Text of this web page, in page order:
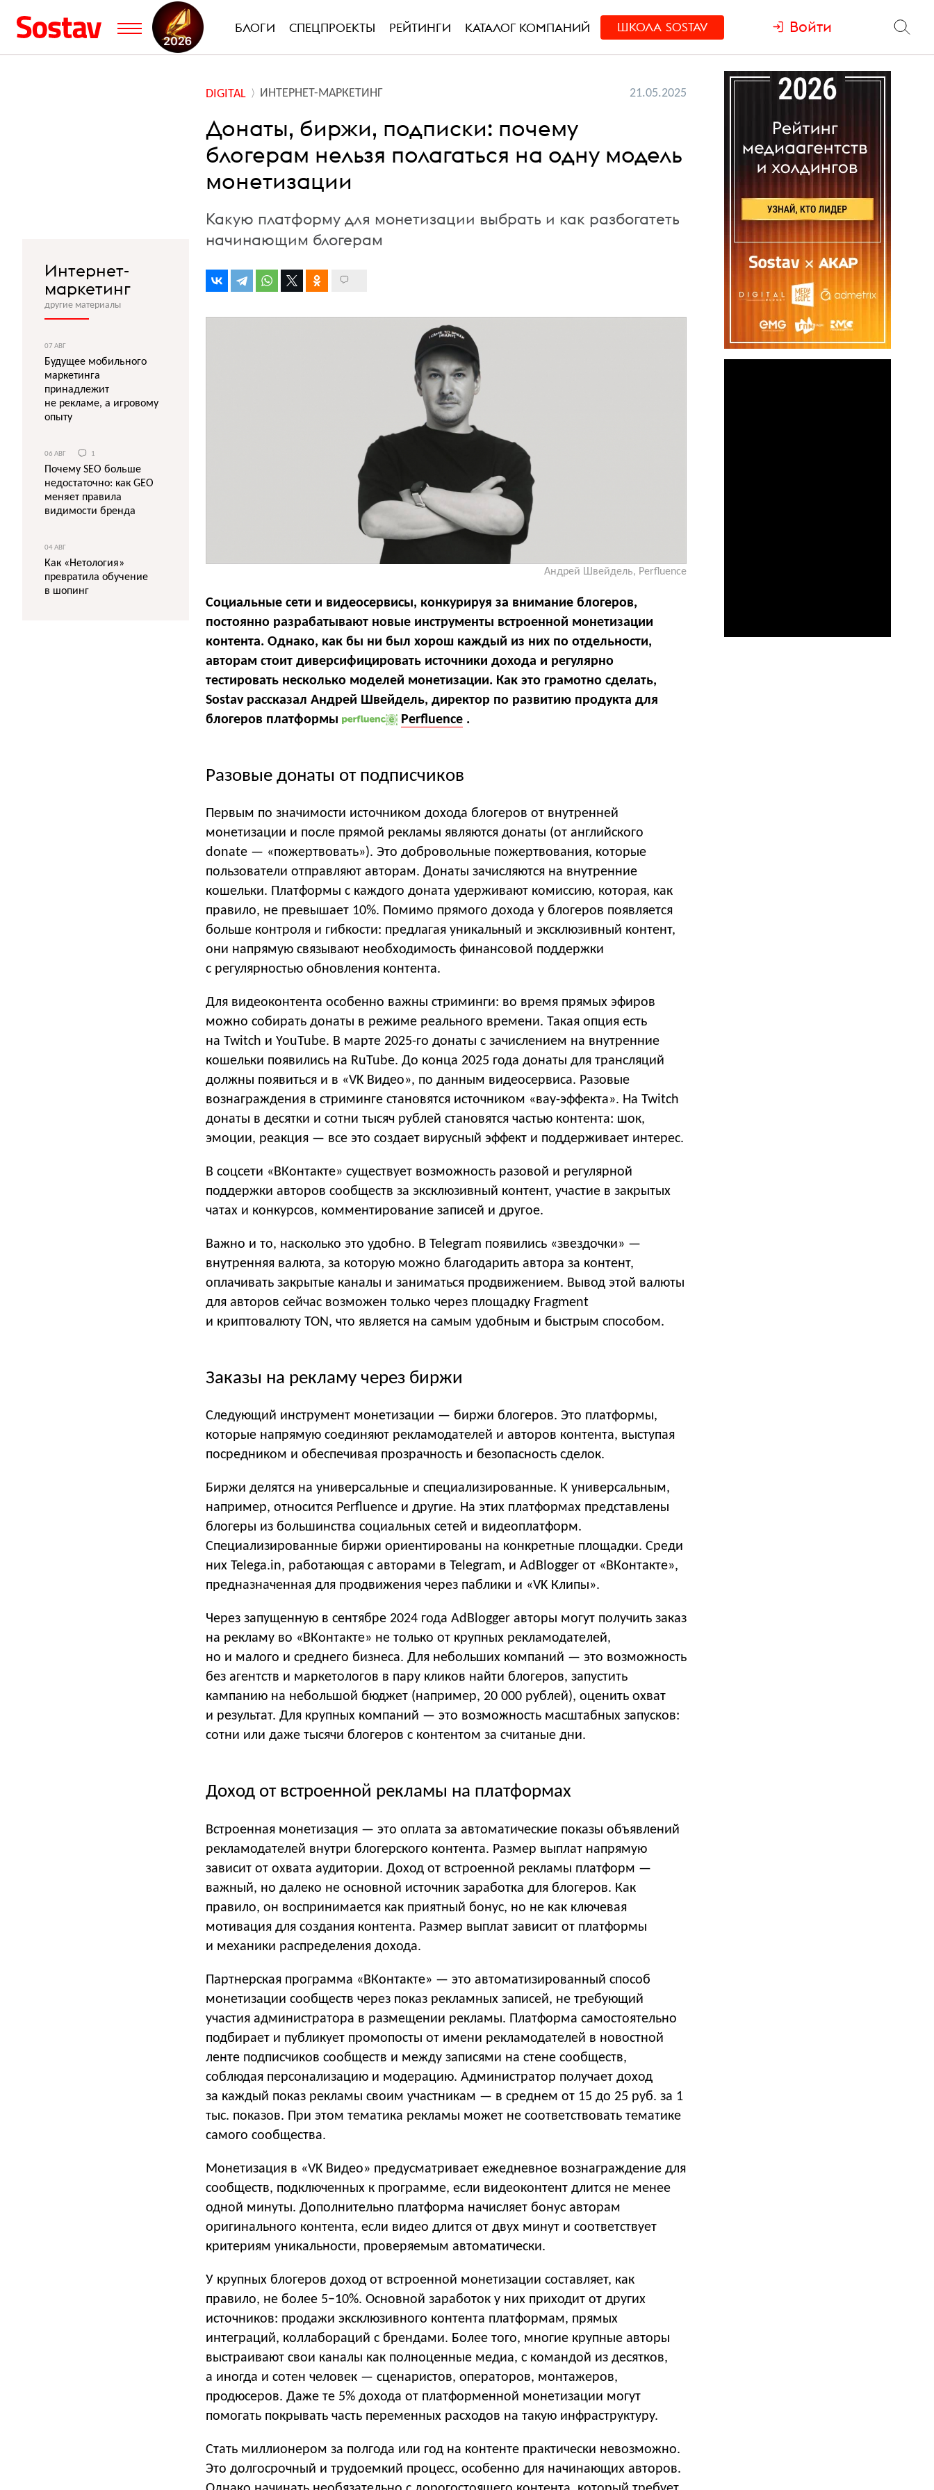
БЛОГИ СПЕЦПРОЕКТЫ РЕЙТИНГИ КАТАЛОГ КОМПАНИЙ ШКОЛА SOSTAV Войти
DIGITAL ИНТЕРНЕТ-МАРКЕТИНГ 21.05.2025
Донаты, биржи, подписки: почему
блогерам нельзя полагаться на одну модель
монетизации
Какую платформу для монетизации выбрать и как разбогатеть
начинающим блогерам
Андрей Швейдель, Perfluence
Социальные сети и видеосервисы, конкурируя за внимание блогеров,
постоянно разрабатывают новые инструменты встроенной монетизации
контента. Однако, как бы ни был хорош каждый из них по отдельности,
авторам стоит диверсифицировать источники дохода и регулярно
тестировать несколько моделей монетизации. Как это грамотно сделать,
Sostav рассказал Андрей Швейдель, директор по развитию продукта для
блогеров платформы
Perfluence .
Разовые донаты от подписчиков
Первым по значимости источником дохода блогеров от внутренней
монетизации и после прямой рекламы являются донаты (от английского
donate — «пожертвовать»). Это добровольные пожертвования, которые
пользователи отправляют авторам. Донаты зачисляются на внутренние
кошельки. Платформы с каждого доната удерживают комиссию, которая, как
правило, не превышает 10%. Помимо прямого дохода у блогеров появляется
больше контроля и гибкости: предлагая уникальный и эксклюзивный контент,
они напрямую связывают необходимость финансовой поддержки
с регулярностью обновления контента.
Для видеоконтента особенно важны стриминги: во время прямых эфиров
можно собирать донаты в режиме реального времени. Такая опция есть
на Twitch и YouTube. В марте 2025-го донаты с зачислением на внутренние
кошельки появились на RuTube. До конца 2025 года донаты для трансляций
должны появиться и в «VK Видео», по данным видеосервиса. Разовые
вознаграждения в стриминге становятся источником «вау-эффекта». На Twitch
донаты в десятки и сотни тысяч рублей становятся частью контента: шок,
эмоции, реакция — все это создает вирусный эффект и поддерживает интерес.
В соцсети «ВКонтакте» существует возможность разовой и регулярной
поддержки авторов сообществ за эксклюзивный контент, участие в закрытых
чатах и конкурсов, комментирование записей и другое.
Важно и то, насколько это удобно. В Telegram появились «звездочки» —
внутренняя валюта, за которую можно благодарить автора за контент,
оплачивать закрытые каналы и заниматься продвижением. Вывод этой валюты
для авторов сейчас возможен только через площадку Fragment
и криптовалюту TON, что является на самым удобным и быстрым способом.
Заказы на рекламу через биржи
Следующий инструмент монетизации — биржи блогеров. Это платформы,
которые напрямую соединяют рекламодателей и авторов контента, выступая
посредником и обеспечивая прозрачность и безопасность сделок.
Биржи делятся на универсальные и специализированные. К универсальным,
например, относится Perfluence и другие. На этих платформах представлены
блогеры из большинства социальных сетей и видеоплатформ.
Специализированные биржи ориентированы на конкретные площадки. Среди
них Telega.in, работающая с авторами в Telegram, и AdBlogger от «ВКонтакте»,
предназначенная для продвижения через паблики и «VK Клипы».
Через запущенную в сентябре 2024 года AdBlogger авторы могут получить заказ
на рекламу во «ВКонтакте» не только от крупных рекламодателей,
но и малого и среднего бизнеса. Для небольших компаний — это возможность
без агентств и маркетологов в пару кликов найти блогеров, запустить
кампанию на небольшой бюджет (например, 20 000 рублей), оценить охват
и результат. Для крупных компаний — это возможность масштабных запусков:
сотни или даже тысячи блогеров с контентом за считаные дни.
Доход от встроенной рекламы на платформах
Встроенная монетизация — это оплата за автоматические показы объявлений
рекламодателей внутри блогерского контента. Размер выплат напрямую
зависит от охвата аудитории. Доход от встроенной рекламы платформ —
важный, но далеко не основной источник заработка для блогеров. Как
правило, он воспринимается как приятный бонус, но не как ключевая
мотивация для создания контента. Размер выплат зависит от платформы
и механики распределения дохода.
Партнерская программа «ВКонтакте» — это автоматизированный способ
монетизации сообществ через показ рекламных записей, не требующий
участия администратора в размещении рекламы. Платформа самостоятельно
подбирает и публикует промопосты от имени рекламодателей в новостной
ленте подписчиков сообществ и между записями на стене сообществ,
соблюдая персонализацию и модерацию. Администратор получает доход
за каждый показ рекламы своим участникам — в среднем от 15 до 25 руб. за 1
тыс. показов. При этом тематика рекламы может не соответствовать тематике
самого сообщества.
Монетизация в «VK Видео» предусматривает ежедневное вознаграждение для
сообществ, подключенных к программе, если видеоконтент длится не менее
одной минуты. Дополнительно платформа начисляет бонус авторам
оригинального контента, если видео длится от двух минут и соответствует
критериям уникальности, проверяемым автоматически.
У крупных блогеров доход от встроенной монетизации составляет, как
правило, не более 5−10%. Основной заработок у них приходит от других
источников: продажи эксклюзивного контента платформам, прямых
интеграций, коллабораций с брендами. Более того, многие крупные авторы
выстраивают свои каналы как полноценные медиа, с командой из десятков,
а иногда и сотен человек — сценаристов, операторов, монтажеров,
продюсеров. Даже те 5% дохода от платформенной монетизации могут
помогать покрывать часть переменных расходов на такую инфраструктуру.
Стать миллионером за полгода или год на контенте практически невозможно.
Это долгосрочный и трудоемкий процесс, особенно для начинающих авторов.
Интернет-
маркетинг
другие материалы
07 АВГ
Будущее мобильного
маркетинга
принадлежит
не рекламе, а игровому
опыту
06 АВГ 1
Почему SEO больше
недостаточно: как GEO
меняет правила
видимости бренда
04 АВГ
Как «Нетология»
превратила обучение
в шопинг